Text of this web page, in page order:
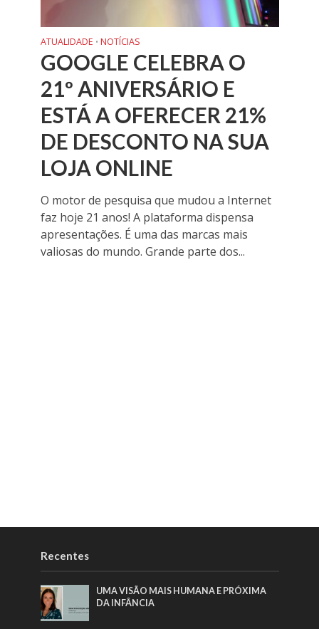
ATUALIDADE • NOTÍCIAS
GOOGLE CELEBRA O
21º ANIVERSÁRIO E
ESTÁ A OFERECER 21%
DE DESCONTO NA SUA
LOJA ONLINE
O motor de pesquisa que mudou a Internet
faz hoje 21 anos! A plataforma dispensa
apresentações. É uma das marcas mais
valiosas do mundo. Grande parte dos...
Recentes
UMA VISÃO MAIS HUMANA E PRÓXIMA
DA INFÂNCIA